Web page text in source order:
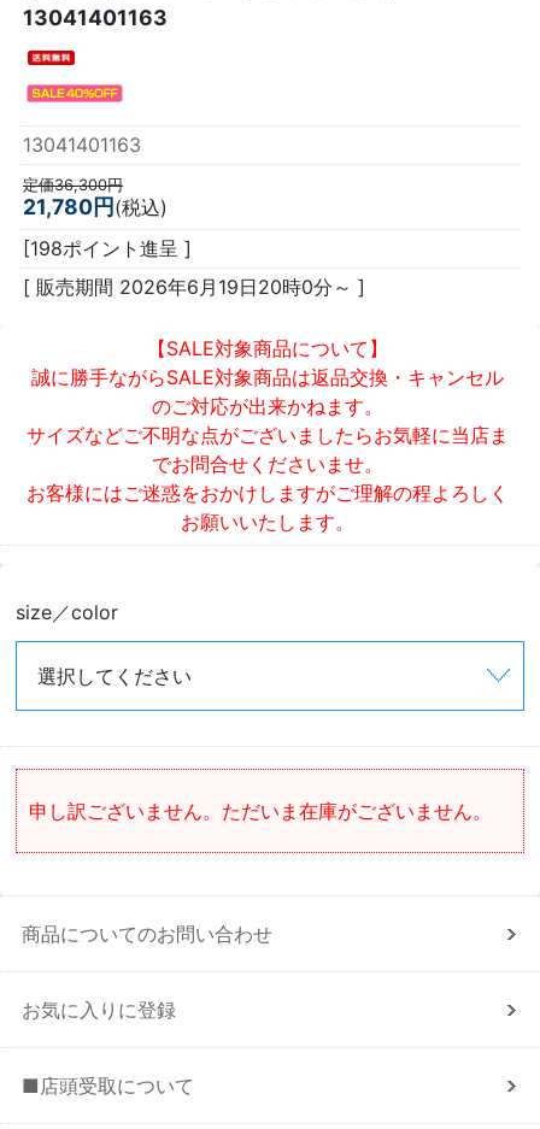
13041401163
13041401163
定価36,300円
21,780円 (税込)
[198ポイント進呈 ]
[ 販売期間 2026年6月19日20時0分 ～ ]
【SALE対象商品について】
誠に勝手ながらSALE対象商品は返品交換・キャンセル
のご対応が出来かねます。
サイズなどご不明な点がございましたらお気軽に当店ま
でお問合せくださいませ。
お客様にはご迷惑をおかけしますがご理解の程よろしく
お願いいたします。
size／color
申し訳ございません。ただいま在庫がございません。
商品についてのお問い合わせ
お気に入りに登録
■店頭受取について